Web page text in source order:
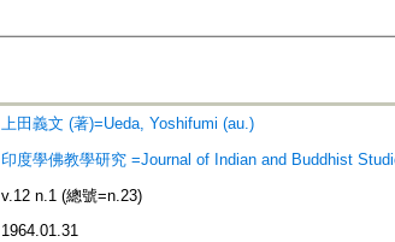
上田義文 (著)=Ueda, Yoshifumi (au.)
印度學佛教學研究 =Journal of Indian and Buddhist
v.12 n.1 (總號=n.23)
1964.01.31